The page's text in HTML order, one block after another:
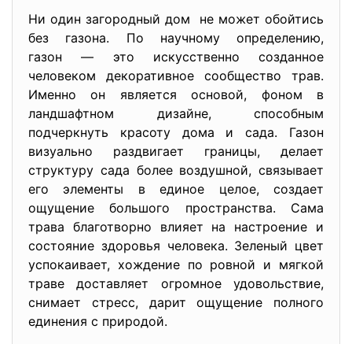
Ни один загородный дом не может обойтись
без газона. По научному определению,
газон — это искусственно созданное
человеком декоративное сообщество трав.
Именно он является основой, фоном в
ландшафтном дизайне, способным
подчеркнуть красоту дома и сада. Газон
визуально раздвигает границы, делает
структуру сада более воздушной, связывает
его элементы в единое целое, создает
ощущение большого пространства. Сама
трава благотворно влияет на настроение и
состояние здоровья человека. Зеленый цвет
успокаивает, хождение по ровной и мягкой
траве доставляет огромное удовольствие,
снимает стресс, дарит ощущение полного
единения с природой.